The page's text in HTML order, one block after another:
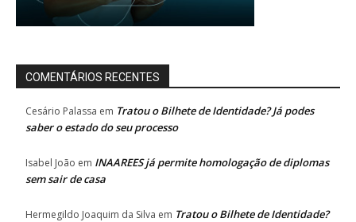
COMENTÁRIOS RECENTES
Cesário Palassa em Tratou o Bilhete de Identidade? Já podes
saber o estado do seu processo
Isabel João em INAAREES já permite homologação de diplomas
sem sair de casa
Hermegildo Joaquim da Silva em Tratou o Bilhete de Identidade?